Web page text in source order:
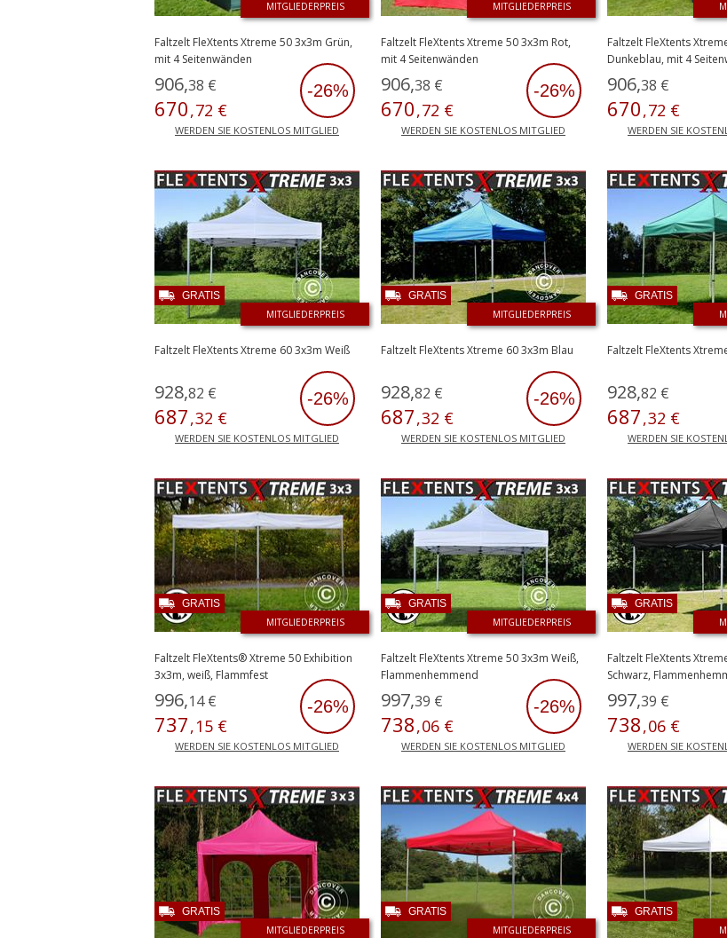
Faltzelt FleXtents Xtreme 50 3x3m Grün,
mit 4 Seitenwänden
-26%
WERDEN SIE KOSTENLOS MITGLIED
906,38 €
670,72 €
MITGLIEDERPREIS
Faltzelt FleXtents Xtreme 50 3x3m Rot,
mit 4 Seitenwänden
-26%
WERDEN SIE KOSTENLOS MITGLIED
906,38 €
670,72 €
MITGLIEDERPREIS
Faltzelt FleXtents
Dunkeblau, mit 4
WERDEN SIE
906,38 €
670,72 €
Faltzelt FleXtents Xtreme 60 3x3m Weiß
-26%
WERDEN SIE KOSTENLOS MITGLIED
928,82 €
687,32 €
MITGLIEDERPREIS
GRATIS
Faltzelt FleXtents Xtreme 60 3x3m Blau
-26%
WERDEN SIE KOSTENLOS MITGLIED
928,82 €
687,32 €
MITGLIEDERPREIS
GRATIS
Faltzelt FleXtents
WERDEN SIE
928,82 €
687,32 €
GRATIS
Faltzelt FleXtents® Xtreme 50 Exhibition
3x3m, weiß, Flammfest
-26%
WERDEN SIE KOSTENLOS MITGLIED
996,14€
737,15 €
MITGLIEDERPREIS
GRATIS
Faltzelt FleXtents Xtreme 50 3x3m Weiß,
Flammenhemmend
-26%
WERDEN SIE KOSTENLOS MITGLIED
997,39 €
738,06 €
MITGLIEDERPREIS
GRATIS
Faltzelt FleXtents
Schwarz,
WERDEN SIE
997,39 €
738,06 €
GRATIS
MITGLIEDERPREIS
GRATIS
MITGLIEDERPREIS
GRATIS GRATIS